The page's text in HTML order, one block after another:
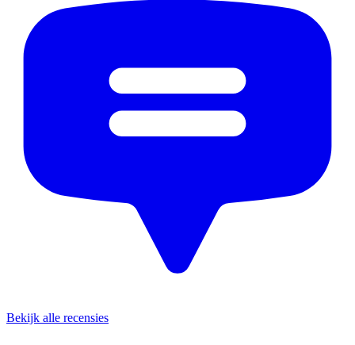
Bekijk alle recensies